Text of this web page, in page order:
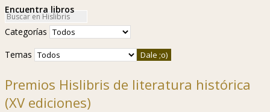
Encuentra libros
Categorías
Temas
Premios Hislibris de literatura histórica
(XV ediciones)